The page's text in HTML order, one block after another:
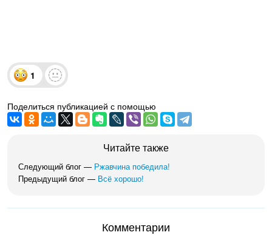
1
Поделиться публикацией с помощью
Читайте также
Следующий блог — Ржавчина победила!
Предыдущий блог — Всё хорошо!
Комментарии